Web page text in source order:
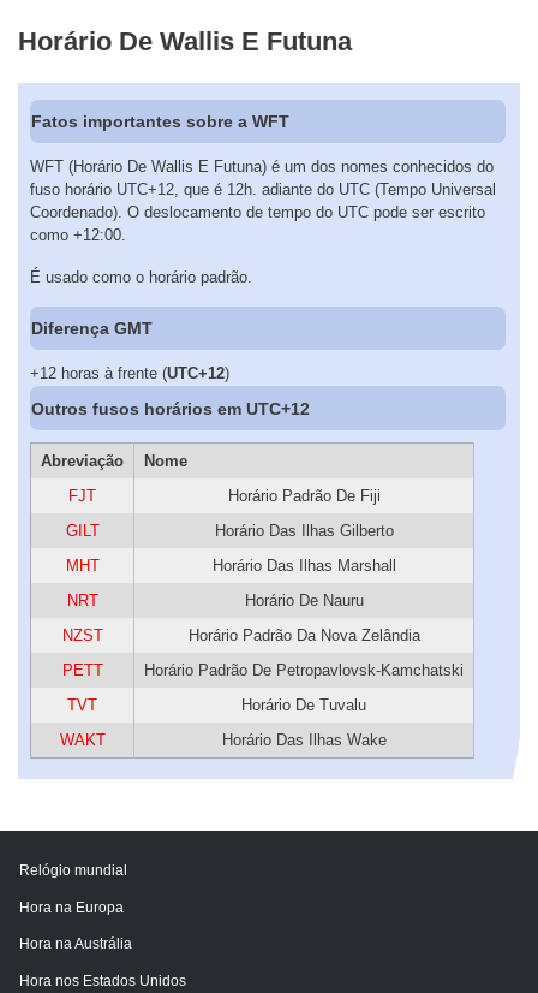
Horário De Wallis E Futuna
Fatos importantes sobre a WFT
WFT (Horário De Wallis E Futuna) é um dos nomes conhecidos do
fuso horário UTC+12, que é 12h. adiante do UTC (Tempo Universal
Coordenado). O deslocamento de tempo do UTC pode ser escrito
como +12:00.
É usado como o horário padrão.
Diferença GMT
+12 horas à frente (UTC+12)
Outros fusos horários em UTC+12
Abreviação
Nome
FJT
Horário Padrão De Fiji
GILT
Horário Das Ilhas Gilberto
MHT
Horário Das Ilhas Marshall
NRT
Horário De Nauru
NZST
Horário Padrão Da Nova Zelândia
PETT
Horário Padrão De Petropavlovsk-Kamchatski
TVT
Horário De Tuvalu
WAKT
Horário Das Ilhas Wake
Relógio mundial
Hora na Europa
Hora na Austrália
Hora nos Estados Unidos